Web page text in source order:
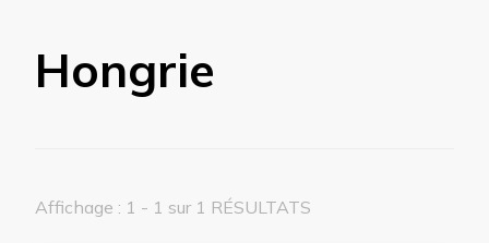
Hongrie
Affichage : 1 - 1 sur 1 RÉSULTATS